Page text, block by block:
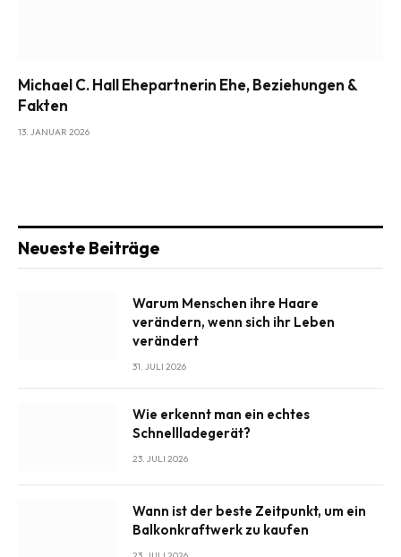
Michael C. Hall Ehepartnerin Ehe, Beziehungen &
Fakten
13. JANUAR 2026
Neueste Beiträge
Warum Menschen ihre Haare
verändern, wenn sich ihr Leben
verändert
31. JULI 2026
Wie erkennt man ein echtes
Schnellladegerät?
23. JULI 2026
Wann ist der beste Zeitpunkt, um ein
Balkonkraftwerk zu kaufen